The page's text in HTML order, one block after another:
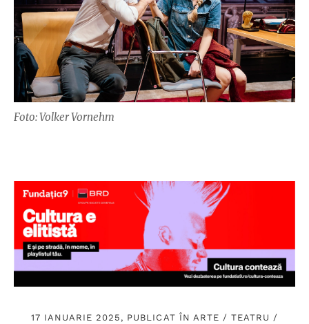
Foto: Volker Vornehm
17 IANUARIE 2025, PUBLICAT ÎN ARTE /TEATRU /